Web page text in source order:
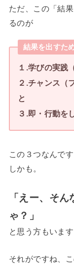
ただ、この「結
るのが
結果を出すた
１.学びの実践
２.チャンス（
と
３.即・行動を
この３つなんで
しかも。
「えー、そ
ゃ？」
と思う方もいます
それがですね、